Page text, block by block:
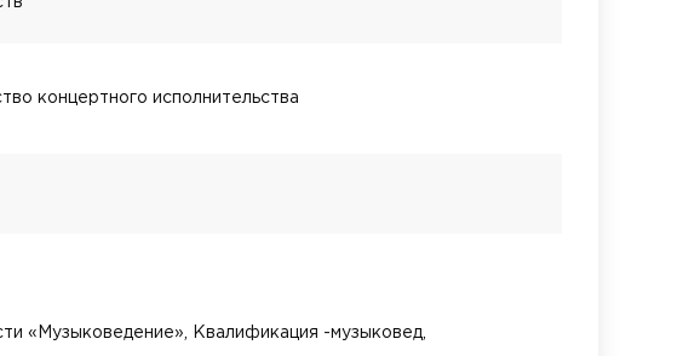
концертного исполнительства
«Музыковедение», Квалификация -музыковед,